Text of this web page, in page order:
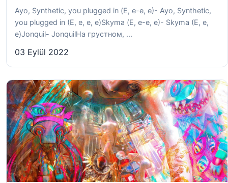
Ayo, Synthetic, you plugged in (Е, е-е, е)- Ayo, Synthetic,
you plugged in (E, e, e, e)Skyma (Е, е-е, е)- Skyma (E, e,
e)Jonquil- JonquilНа грустном, ...
03 Eylül 2022